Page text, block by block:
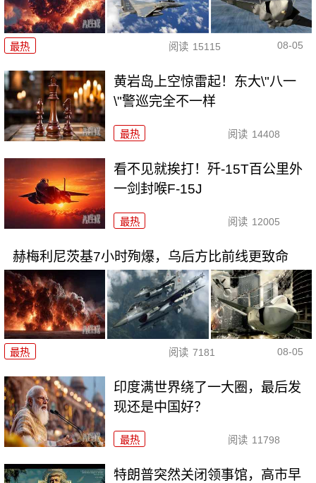
最热 阅读 15115 08-05
黄岩岛上空惊雷起！东大\"八一
\"警巡完全不一样
最热 阅读 14408
看不见就挨打！歼-15T百公里外
一剑封喉F-15J
最热 阅读 12005
赫梅利尼茨基7小时殉爆，乌后方比前线更致命
最热 阅读 7181 08-05
印度满世界绕了一大圈，最后发
现还是中国好？
最热 阅读 11798
特朗普突然关闭领事馆，高市早